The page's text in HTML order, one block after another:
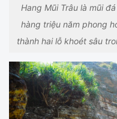
Hang Mũi Trâu là mũi
hàng triệu năm phong
thành hai lỗ khoét sâu